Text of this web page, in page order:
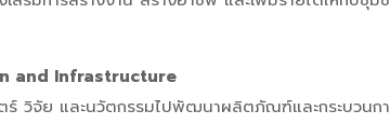
and Infrastructure
ร์ วิจัย และนวัตกรรมไปพัฒนาผลิตภัณฑ์และกระบวนก